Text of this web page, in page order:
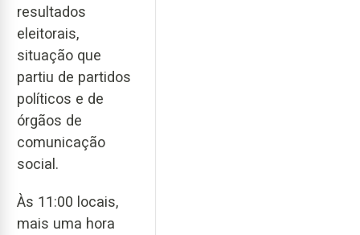
resultados
eleitorais,
situação que
partiu de partidos
políticos e de
órgãos de
comunicação
social.
Às 11:00 locais,
mais uma hora